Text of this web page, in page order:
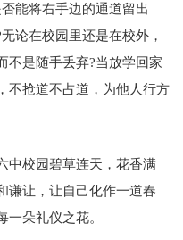
能将右手边的通道留出
论在校园里还是在校外，
不是随手丢弃?当放学回家
不抢道不占道，为他人行方
中校园碧草连天，花香满
谦让，让自己化作一道春
一朵礼仪之花。